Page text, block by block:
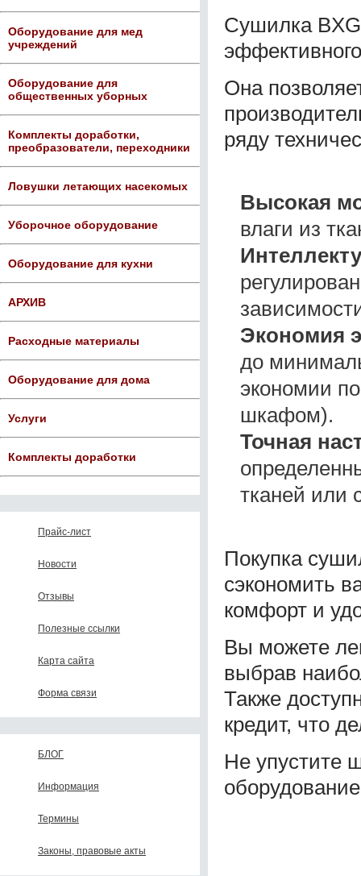
Оборудование для мед
учреждений
Оборудование для
общественных уборных
Комплекты доработки,
преобразователи, переходники
Ловушки летающих насекомых
Уборочное оборудование
Оборудование для кухни
АРХИВ
Расходные материалы
Оборудование для дома
Услуги
Комплекты доработки
Прайс-лист
Новости
Отзывы
Полезные ссылки
Карта сайта
Форма связи
БЛОГ
Информация
Термины
Законы, правовые акты
Сушилка
Она
ряду
Высокая
влаги из
Экономия
до
экономии
шкафом).
Точная
тканей или
Покупка
сэкономить
комфорт и
Вы можете
выбрав
Также
кредит, что
Не упустите